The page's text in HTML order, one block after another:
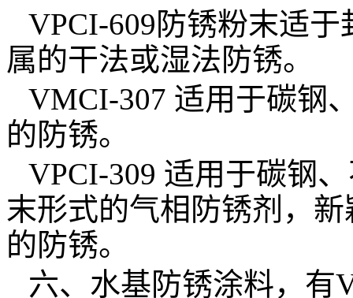
VPCI-609防锈粉末适
属的干法或湿法防锈。
VMCI-307 适用于碳钢
的防锈。
VPCI-309 适用于碳钢
末形式的气相防锈剂，
的防锈。
六、水基防锈涂料，有